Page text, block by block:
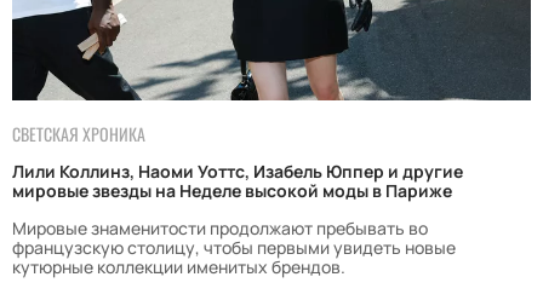
СВЕТСКАЯ ХРОНИКА
Лили Коллинз, Наоми Уоттс, Изабель Юппер и другие
мировые звезды на Неделе высокой моды в Париже
Мировые знаменитости продолжают пребывать во
французскую столицу, чтобы первыми увидеть новые
кутюрные коллекции именитых брендов.